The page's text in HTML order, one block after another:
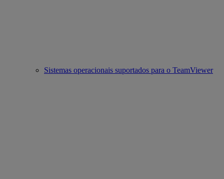
Sistemas operacionais suportados para o TeamViewer